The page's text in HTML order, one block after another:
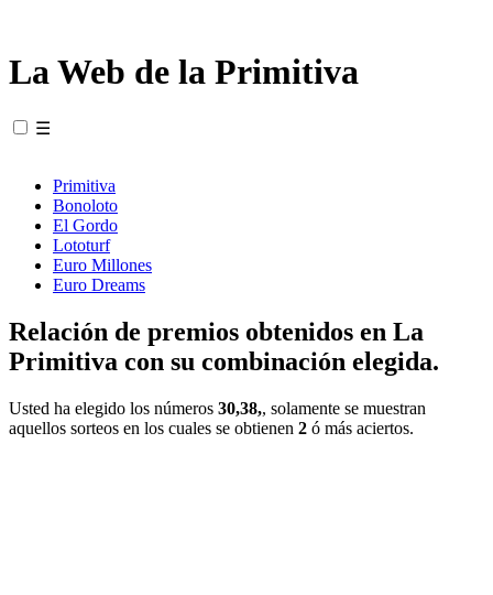
La Web de la Primitiva
☰
Primitiva
Bonoloto
El Gordo
Lototurf
Euro Millones
Euro Dreams
Relación de premios obtenidos en La
Primitiva con su combinación elegida.
Usted ha elegido los números 30,38,, solamente se muestran
aquellos sorteos en los cuales se obtienen 2 ó más aciertos.